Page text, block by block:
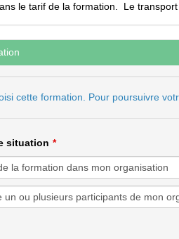
le tarif de la formation. Le
cette formation. Pour poursuivre
situation